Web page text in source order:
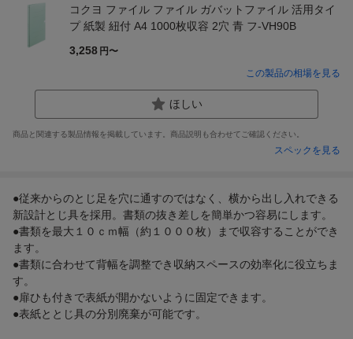
コクヨ ファイル ファイル ガバットファイル 活用タイ
プ 紙製 紐付 A4 1000枚収容 2穴 青 フ-VH90B
3,258 円〜
この製品の相場を見る
ほしい
商品と関連する製品情報を掲載しています。商品説明も合わせてご確認ください。
スペックを見る
●従来からのとじ足を穴に通すのではなく、横から出し入れできる
新設計とじ具を採用。書類の抜き差しを簡単かつ容易にします。
●書類を最大１０ｃｍ幅（約１０００枚）まで収容することができ
ます。
●書類に合わせて背幅を調整でき収納スペースの効率化に役立ちま
す。
●扉ひも付きで表紙が開かないように固定できます。
●表紙ととじ具の分別廃棄が可能です。